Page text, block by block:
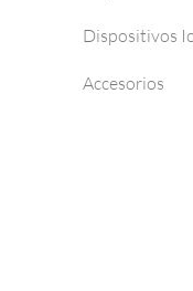
Dispositivos
Accesorios